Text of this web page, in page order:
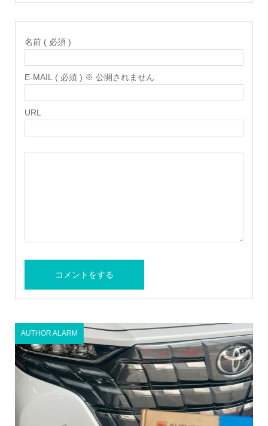
名前 ( 必須 )
E-MAIL ( 必須 ) ※ 公開されません
URL
AUTHOR ALARM